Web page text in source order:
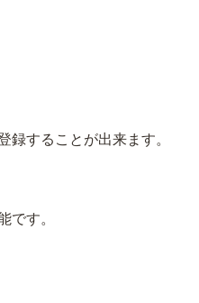
することが出来ます。
です。